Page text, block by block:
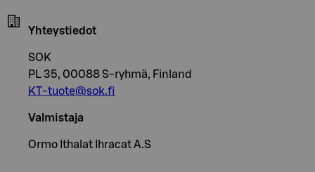
Yhteystiedot
SOK
PL 35, 00088 S-ryhmä, Finland
KT-tuote@sok.fi
Valmistaja
Ormo Ithalat Ihracat A.S